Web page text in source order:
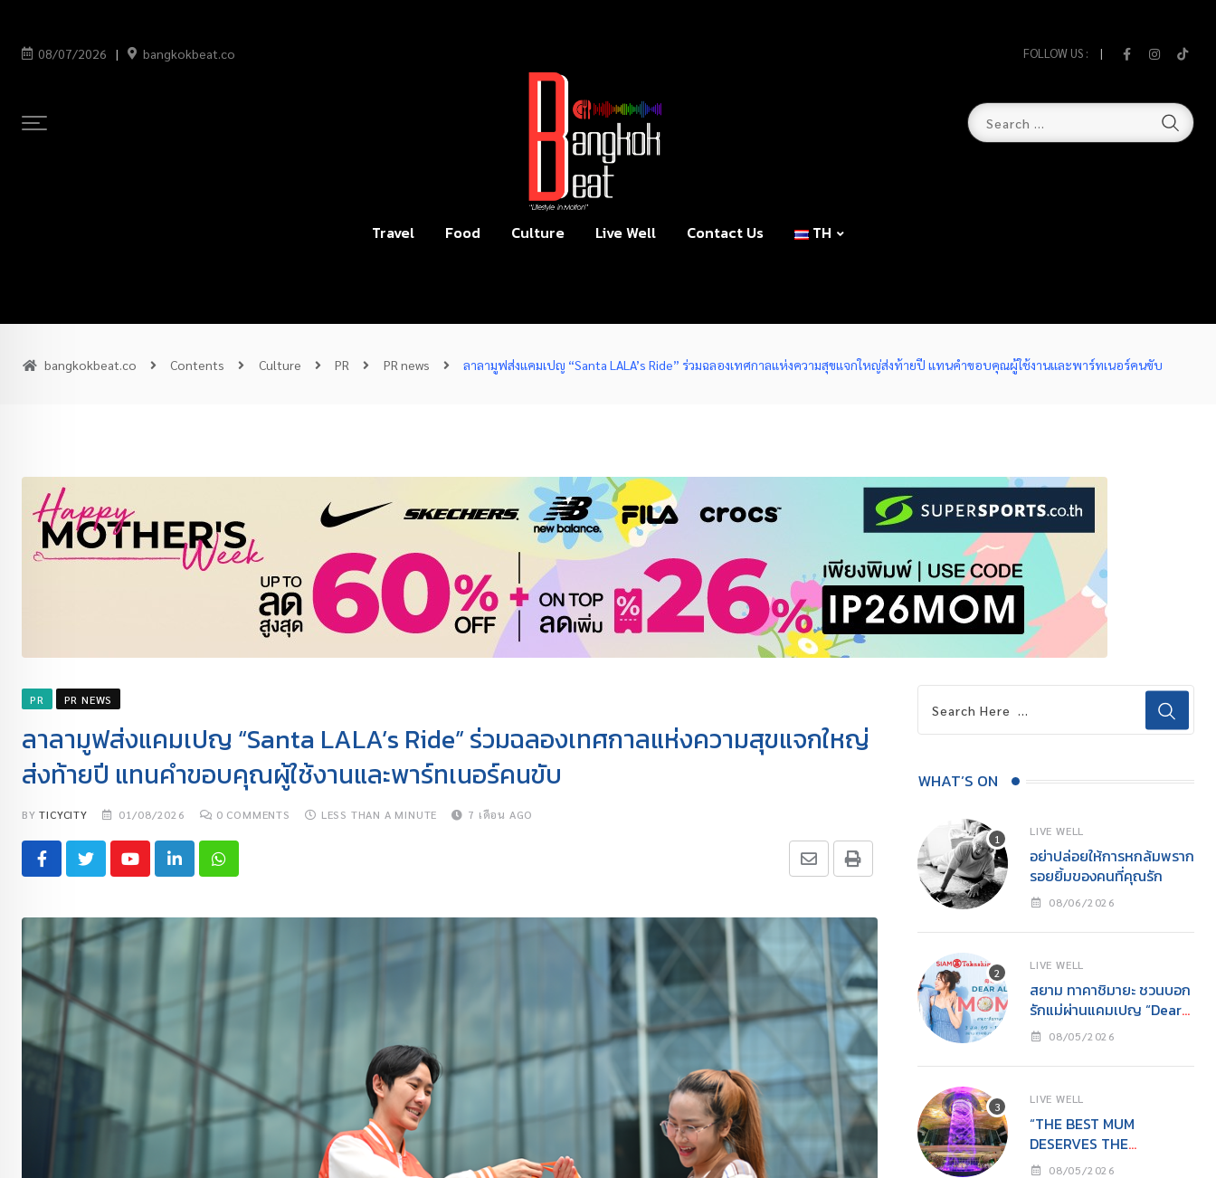
08/07/2026 bangkokbeat.co FOLLOW US :
Travel Food Culture Live Well Contact Us TH
bangkokbeat.co Contents Culture PR PR news ลาลามูฟส่งแคมเปญ “Santa LALA’s Ride” ร่วมฉลองเทศกาลแห่งความสุขแจกใหญ่ส่งท้ายปี แทนคำขอบคุณผู้ใช้งานและพาร์ทเนอร์คนขับ
PR PR NEWS
ลาลามูฟส่งแคมเปญ “Santa LALA’s Ride” ร่วมฉลองเทศกาลแห่งความสุขแจกใหญ่
ส่งท้ายปี แทนคำขอบคุณผู้ใช้งานและพาร์ทเนอร์คนขับ
BYTICYCITY 01/08/2026 0 COMMENTS LESS THAN A MINUTE 7 เดือน AGO
WHAT’S ON
LIVE WELL
อย่าปล่อยให้การหกล้มพราก
รอยยิ้มของคนที่คุณรัก
08/06/2026
LIVE WELL
สยาม ทาคาชิมายะ ชวนบอก
รักแม่ผ่านแคมเปญ “Dear
All Moms”ช็อปคุ้ม รับของ
อบอุ่นวันแม่
08/05/2026
LIVE WELL
“THE BEST MUM
DESERVES THE
BEST”ไอคอนสยามชวนลูก
08/05/2026